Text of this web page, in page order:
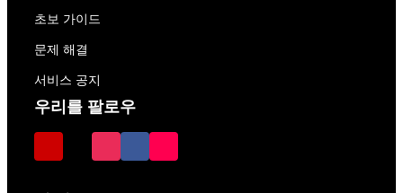
초보 가이드
문제 해결
서비스 공지
우리를 팔로우